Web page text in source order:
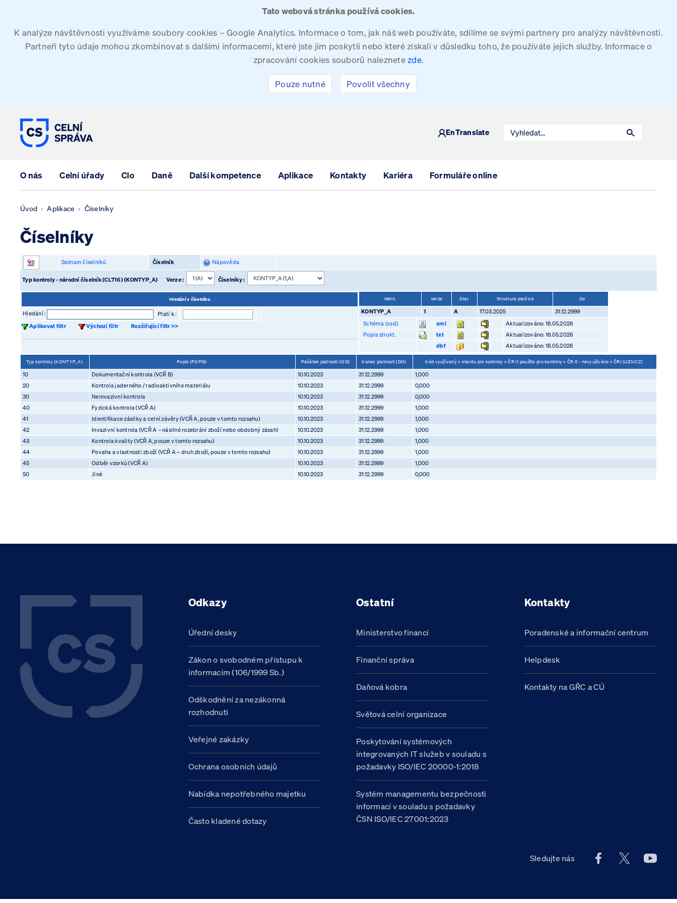
Tato webová stránka používá cookies.
K analýze návštěvnosti využíváme soubory cookies – Google Analytics. Informace o tom, jak náš web používáte, sdílíme se svými partnery pro analýzy návštěvnosti.
Partneři tyto údaje mohou zkombinovat s dalšími informacemi, které jste jim poskytli nebo které získali v důsledku toho, že používáte jejich služby. Informace o
zpracování cookies souborů naleznetezde.
Pouze nutné Povolit všechny
EnTranslate
O nás Celní úřady Clo Daně Další kompetence Aplikace Kontakty Kariéra Formuláře online
Úvod Aplikace Číselníky
Číselníky
Seznam číselníků Číselník Nápověda
Typ kontroly - národní číselník (CL716) (KONTYP_A) Verze : Číselníky :
Hledání v číselníku
Hledání :
Platí k :
Aplikovat filtr
Výchozí filtr Rozšiřující filtr >>
Ident. Verze Stav Struktura platí od Do
KONTYP_A 1 A 17.03.2025
31.12.2999
Schéma (xsd)
xml
Aktualizováno: 18.05.2026
Popis strukt.
txt
Aktualizováno: 18.05.2026
dbf
Aktualizováno: 18.05.2026
Typ kontroly (KONTYP_A) Popis (POPIS) Počátek platnosti (OD) Konec platnosti (DO) Kód využívaný v klientu pro kontroly v ČR (1 použito pro kontroly v ČR 0 - nevyužíváno v ČR) (UZIVCZ)
10 Dokumentační kontrola (VCŘ B) 10.10.2023 31.12.2999
1,000
20
Kontrola jaderného / radioaktivního materiálu 10.10.2023 31.12.2999
0,000
30
Neinvazivní kontrola 10.10.2023 31.12.2999
0,000
40
Fyzická kontrola (VCŘ A) 10.10.2023 31.12.2999
1,000
41
Identifikace zásilky a celní závěry (VCŘ A, pouze v tomto rozsahu) 10.10.2023 31.12.2999
1,000
42
Invazivní kontrola (VCŘ A – násilné rozebrání zboží nebo obdobný zásah) 10.10.2023 31.12.2999
1,000
43
Kontrola kvality (VCŘ A, pouze v tomto rozsahu) 10.10.2023 31.12.2999
1,000
44
Povaha a vlastnosti zboží (VCŘ A – druh zboží, pouze v tomto rozsahu) 10.10.2023 31.12.2999
1,000
45
Odběr vzorků (VCŘ A) 10.10.2023 31.12.2999
1,000
50
Jiné 10.10.2023 31.12.2999 0,000
Odkazy
Úřední desky
Zákon o svobodném přístupu k
informacím (106/1999 Sb.)
Odškodnění za nezákonná
rozhodnutí
Veřejné zakázky
Ochrana osobních údajů
Nabídka nepotřebného majetku
Často kladené dotazy
Ostatní
Ministerstvo financí
Finanční správa
Daňová kobra
Světová celní organizace
Poskytování systémových
integrovaných IT služeb v souladu s
požadavky ISO/IEC 20000-1:2018
Systém managementu bezpečnosti
informací v souladu s požadavky
ČSN ISO/IEC 27001:2023
Kontakty
Poradenské a informační centrum
Helpdesk
Kontakty na GŘC a CÚ
Sledujte nás Facebook účet
X účet